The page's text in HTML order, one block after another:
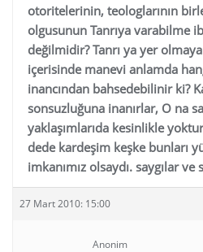
otoritelerinin, teologlarının
olgusunun Tanrıya varabilme
değilmidir? Tanrı ya yer
içerisinde manevi anlamda
inancından bahsedebilinir ki?
sonsuzluğuna inanırlar, O na
yaklaşımlarıda kesinlikle
dede kardeşim keşke bunları
imkanımız olsaydı. saygılar ve
27 Mart 2010: 15:00
Anonim